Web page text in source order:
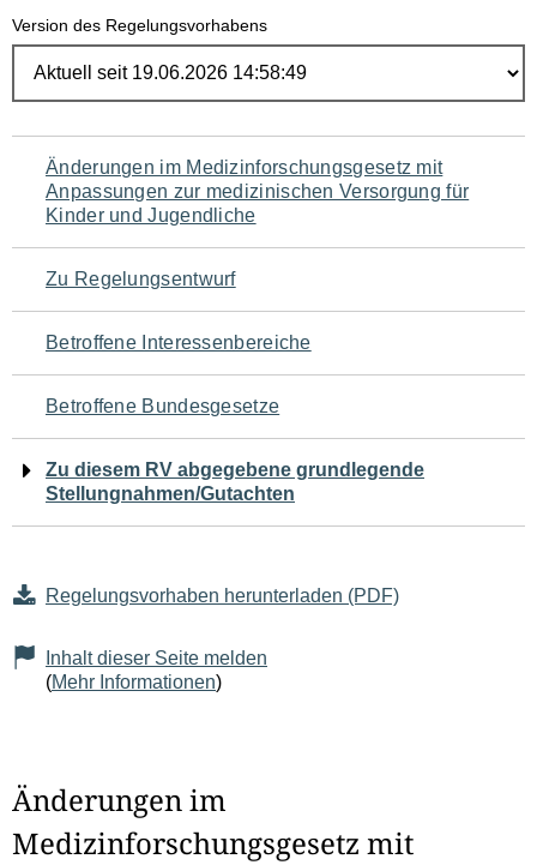
Version des Regelungsvorhabens
Navigation
für
den
Seiteninhalt
Änderungen im Medizinforschungsgesetz mit
Anpassungen zur medizinischen Versorgung für
Kinder und Jugendliche
Zu Regelungsentwurf
Betroffene Interessenbereiche
Betroffene Bundesgesetze
Zu diesem RV abgegebene grundlegende
Stellungnahmen/Gutachten
Regelungsvorhaben herunterladen (PDF)
Inhalt dieser Seite melden
(Mehr Informationen)
Änderungen im
Medizinforschungsgesetz mit